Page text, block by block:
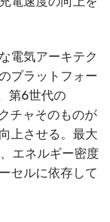
電気アーキテク
プラットフォー
第6世代の
チャそのものが
上させる。最大
エネルギー密度
セルに依存して